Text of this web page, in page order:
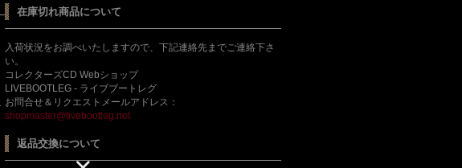
在庫切れ商品について
入荷状況をお調べいたしますので、下記連絡先までご連絡下さ
い。
コレクターズCD Webショップ
LIVEBOOTLEG - ライブブートレグ
お問合せ＆リクエストメールアドレス：
shopmaster@livebootleg.net
返品交換について